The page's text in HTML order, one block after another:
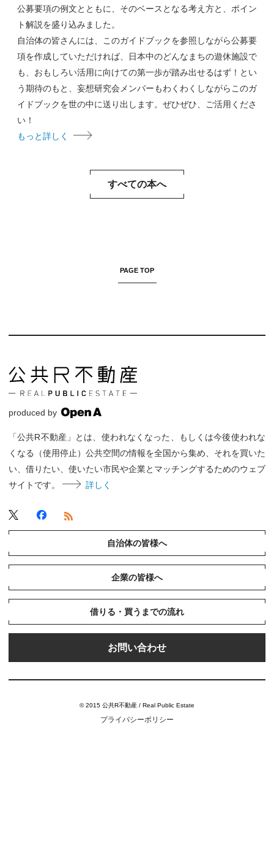
公募要項の例文とともに、そのベースとなる考え方と、ポイン
ト解説を盛り込みました。
自治体の皆さんには、このガイドブックを参照しながら公募要
項を作成していただければ、日本中のどんなまちの遊休施設で
も、おもしろい活用に向けての第一歩が踏み出せるはず！とい
う期待のもと、妄想研究会メンバーもわくわくしながらこのガ
イドブックを世の中に送り出します。ぜひぜひ、ご活用くださ
い！
もっと詳しく
すべての本へ
PAGE TOP
produced by
「公共R不動産」とは、使われなくなった、もしくは今後使われな
くなる（使用停止）公共空間の情報を全国から集め、それを買いた
い、借りたい、使いたい市民や企業とマッチングするためのウェブ
サイトです。
詳しく
自治体の皆様へ
企業の皆様へ
借りる・買うまでの流れ
お問い合わせ
© 2015 公共R不動産 / Real Public Estate
プライバシーポリシー